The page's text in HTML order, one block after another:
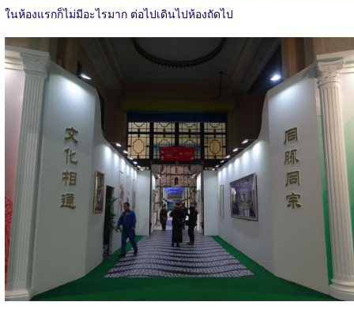
ในห้องแรกก็ไม่มีอะไรมาก ต่อไปเดินไปห้องถัดไป